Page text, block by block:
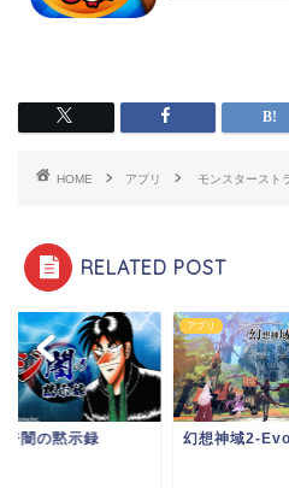
HOME アプリ モンスタースト
RELATED POST
ジ闇の黙示録
アプリ
幻想神域2-